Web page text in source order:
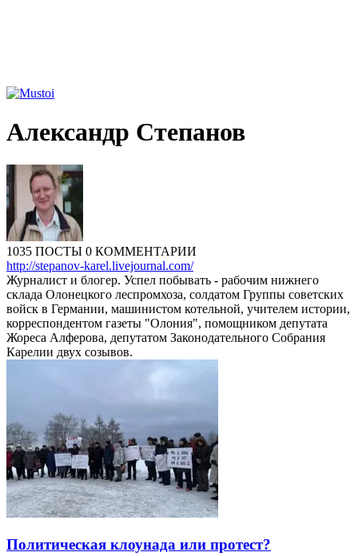
Александр Степанов
1035 ПОСТЫ 0 КОММЕНТАРИИ
http://stepanov-karel.livejournal.com/
Журналист и блогер. Успел побывать - рабочим нижнего
склада Олонецкого леспромхоза, солдатом Группы советских
войск в Германии, машинистом котельной, учителем истории,
корреспондентом газеты "Олония", помощником депутата
Жореса Алферова, депутатом Законодательного Собрания
Карелии двух созывов.
Политическая клоунада или протест?